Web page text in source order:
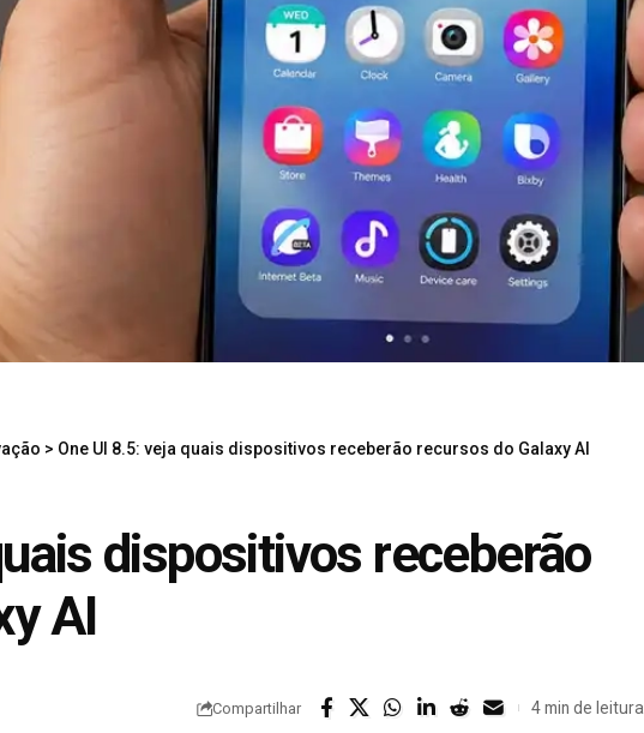
> One UI 8.5: veja quais dispositivos receberão recursos do Galaxy AI
dispositivos receberão
AI
Compartilhar 4 min de leitura